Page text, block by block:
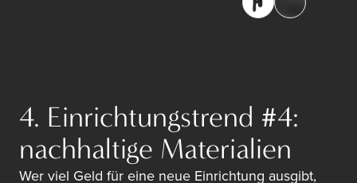
4. Einrichtungstrend #4:
nachhaltige Materialien
Wer viel Geld für eine neue Einrichtung ausgibt,